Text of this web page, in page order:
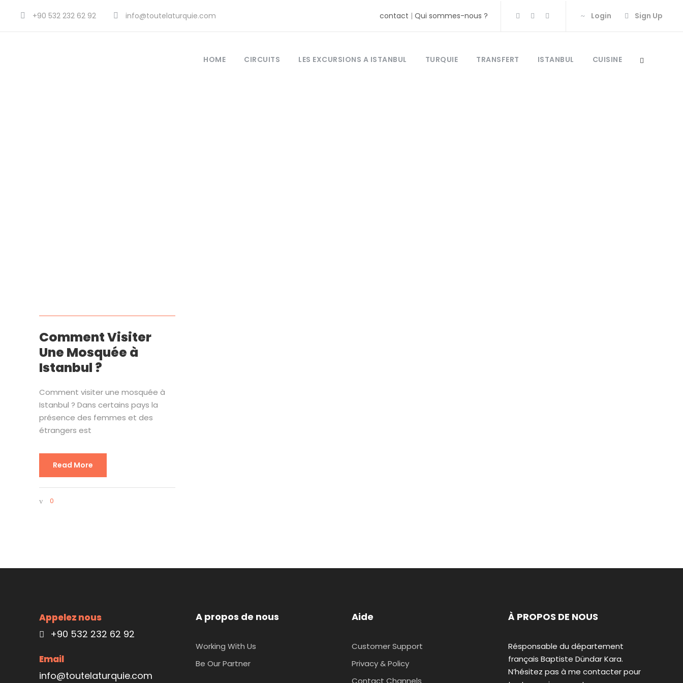
+90 532 232 62 92 info@toutelaturquie.com contact | Qui sommes-nous ? Login Sign Up
HOME CIRCUITS LES EXCURSIONS A ISTANBUL TURQUIE TRANSFERT ISTANBUL CUISINE
Comment Visiter
Une Mosquée à
Istanbul ?
Comment visiter une mosquée à
Istanbul ? Dans certains pays la
présence des femmes et des
étrangers est
Read More
0
Appelez nous
+90 532 232 62 92
Email
info@toutelaturquie.com
A propos de nous
Working With Us
Be Our Partner
Aide
Customer Support
Privacy & Policy
Contact Channels
À PROPOS DE NOUS
Résponsable du département
français Baptiste Dündar Kara.
N’hésitez pas à me contacter pour